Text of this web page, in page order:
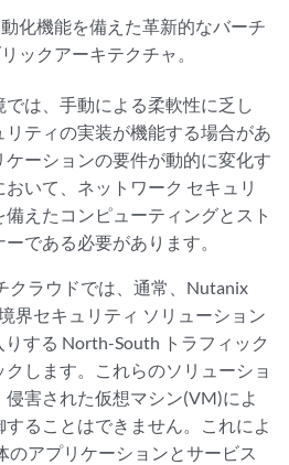
化機能を備えた革新的なバーチ
ックアーキテクチャ。
は、手動による柔軟性に乏し
リティの実装が機能する場合があ
ケーションの要件が動的に変化す
いて、ネットワーク セキュリ
えたコンピューティングとスト
である必要があります。
クラウドでは、通常、Nutanix
界セキュリティ ソリューション
する North-South トラフィック
します。これらのソリューショ
害された仮想マシン(VM)によ
ることはできません。これによ
のアプリケーションとサービス